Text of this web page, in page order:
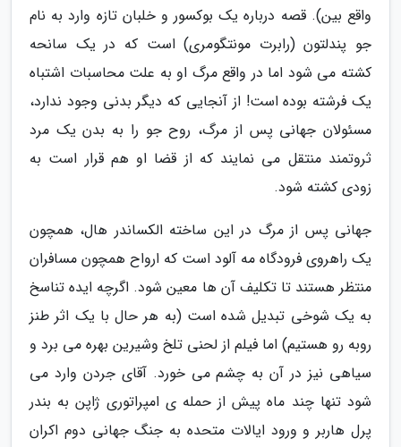
واقع بین). قصه درباره یک بوکسور و خلبان تازه وارد به نام
جو پندلتون (رابرت مونتگومری) است که در یک سانحه
کشته می شود اما در واقع مرگ او به علت محاسبات اشتباه
یک فرشته بوده است! از آنجایی که دیگر بدنی وجود ندارد،
مسئولان جهانی پس از مرگ، روح جو را به بدن یک مرد
ثروتمند منتقل می نمایند که از قضا او هم قرار است به
زودی کشته شود.
جهانی پس از مرگ در این ساخته الکساندر هال، همچون
یک راهروی فرودگاه مه آلود است که ارواح همچون مسافران
منتظر هستند تا تکلیف آن ها معین شود. اگرچه ایده تناسخ
به یک شوخی تبدیل شده است (به هر حال با یک اثر طنز
روبه رو هستیم) اما فیلم از لحنی تلخ وشیرین بهره می برد و
سیاهی نیز در آن به چشم می خورد. آقای جردن وارد می
شود تنها چند ماه پیش از حمله ی امپراتوری ژاپن به بندر
پرل هاربر و ورود ایالات متحده به جنگ جهانی دوم اکران